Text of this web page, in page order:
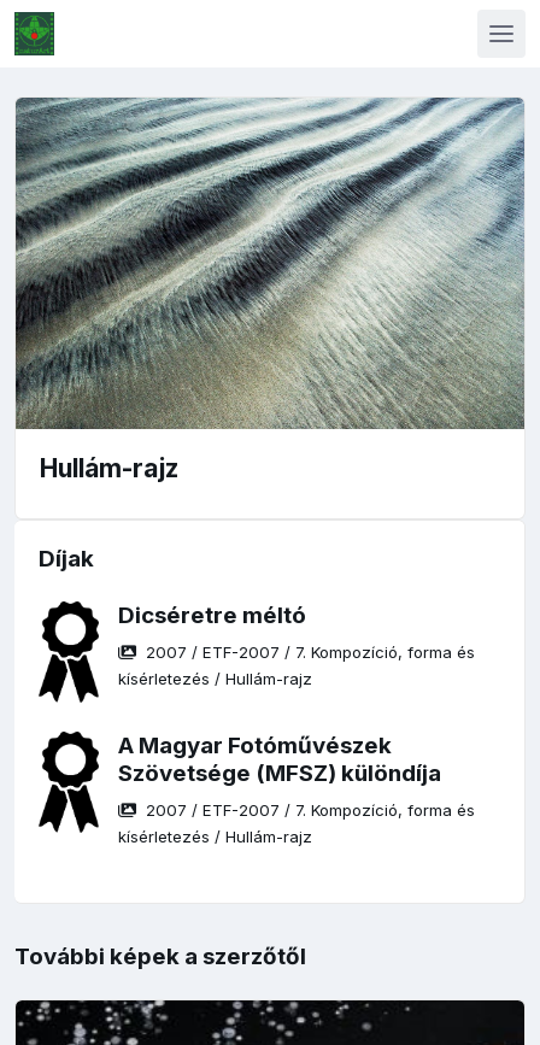
Hullám-rajz
Díjak
Dicséretre méltó
2007 /ETF-2007 / 7. Kompozíció, forma és
kísérletezés /Hullám-rajz
A Magyar Fotóművészek
Szövetsége (MFSZ) különdíja
2007 /ETF-2007 / 7. Kompozíció, forma és
kísérletezés /Hullám-rajz
További képek a szerzőtől